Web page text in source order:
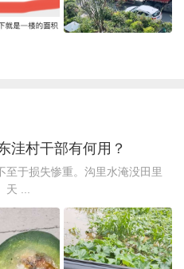
洼村干部有何用？
于损失惨重。沟里水淹没田里
...